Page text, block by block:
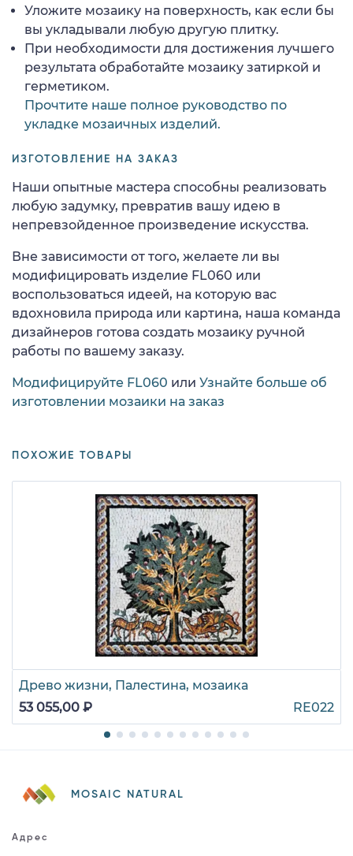
Уложите мозаику на поверхность, как если бы
вы укладывали любую другую плитку.
При необходимости для достижения лучшего
результата обработайте мозаику затиркой и
герметиком.
Прочтите наше полное руководство по
укладке мозаичных изделий.
ИЗГОТОВЛЕНИЕ НА ЗАКАЗ
Наши опытные мастера способны реализовать
любую задумку, превратив вашу идею в
непревзойденное произведение искусства.
Вне зависимости от того, желаете ли вы
модифицировать изделие FL060 или
воспользоваться идеей, на которую вас
вдохновила природа или картина, наша команда
дизайнеров готова создать мозаику ручной
работы по вашему заказу.
Модифицируйте FL060 или Узнайте больше об
изготовлении мозаики на заказ
ПОХОЖИЕ ТОВАРЫ
Древо жизни, Палестина, мозаика
53 055,00 ₽
RE022
MOSAIC NATURAL
Адрес